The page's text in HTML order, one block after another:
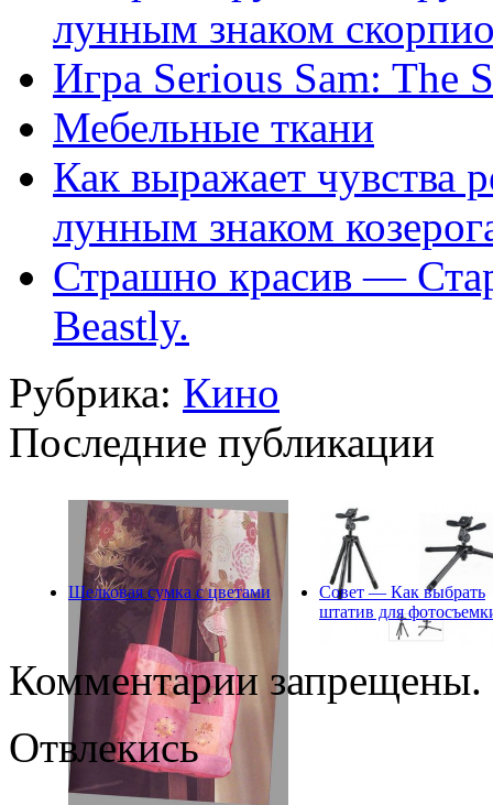
лунным знаком
Игра Serious Sam: The
Мебельные ткани
Как выражает чувства
лунным знаком
Страшно красив —
Beastly.
Рубрика: Кино
Последние публикации
Шелковая сумка с цветами
Совет — Как выбрать
штатив для
Комментарии запрещены.
Отвлекись